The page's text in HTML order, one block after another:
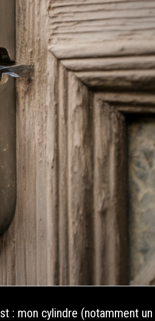
: mon cylindre (notamment un